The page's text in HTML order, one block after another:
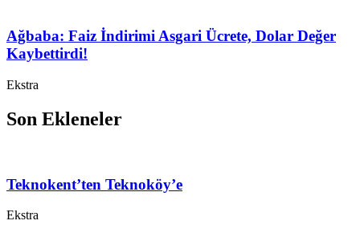
Ağbaba: Faiz İndirimi Asgari Ücrete, Dolar Değer
Kaybettirdi!
Ekstra
Son Ekleneler
Teknokent’ten Teknoköy’e
Ekstra